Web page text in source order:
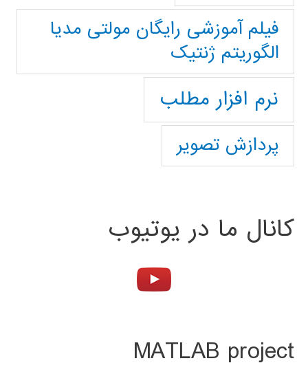
فیلم آموزشی رایگان مولتی مدیا
الگوریتم ژنتیک
نرم افزار مطلب
پردازش تصویر
کانال ما در یوتیوب
MATLAB project